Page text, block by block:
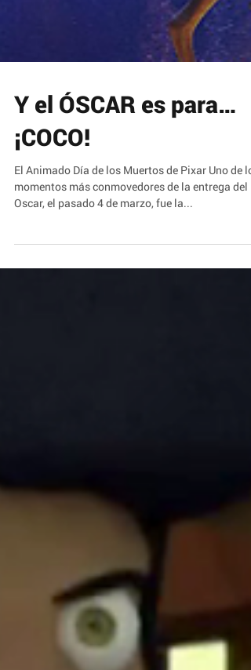
Y el ÓSCAR es para…
¡COCO!
El Animado Día de los Muertos de Pixar Uno de